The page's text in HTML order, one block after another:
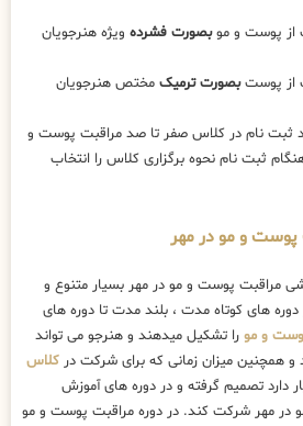
از پوست و موبصورت فشرده ویژه هنرجویان
از پوستبصورت ترمیک مختص هنرجویان
ثبت نام در کلاس صفر تا صد مراقبت پوست و
هنگام ثبت نام نحوه برگزاری کلاس را انتخاب
و مو در مهر
مراقبت پوست و مو در مهر بسیار متنوع و
دوره های کوتاه مدت ، بلند مدت تا دوره های
و مو را تشکیل میدهند و هنرجو می تواند
همچنین میزان زمانی که برای شرکت در کلاس
دارد تصمیم گرفته و در دوره های آموزش
مهر شرکت کند. در دوره مراقبت پوست و مو